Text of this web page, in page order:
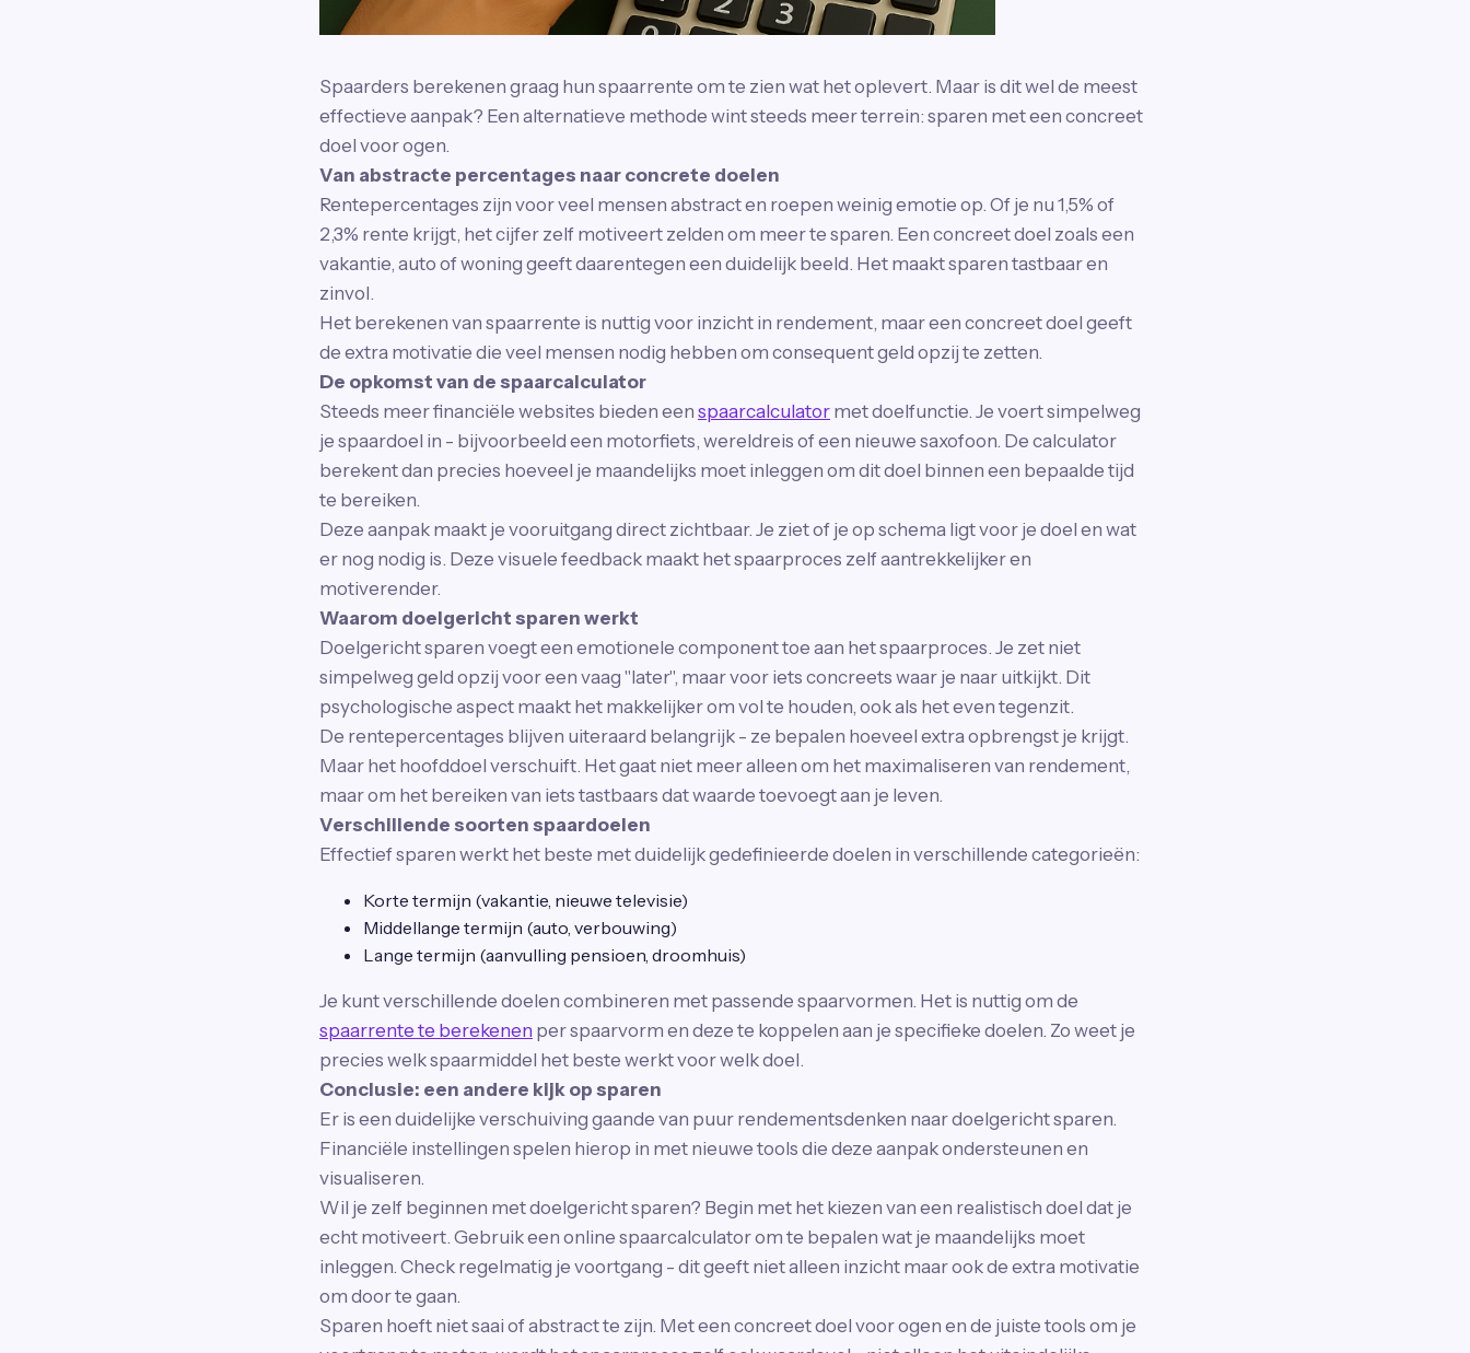
Spaarders berekenen graag hun spaarrente om te zien wat het oplevert. Maar is dit wel de meest
effectieve aanpak? Een alternatieve methode wint steeds meer terrein: sparen met een concreet
doel voor ogen.
Van abstracte percentages naar concrete doelen
Rentepercentages zijn voor veel mensen abstract en roepen weinig emotie op. Of je nu 1,5% of
2,3% rente krijgt, het cijfer zelf motiveert zelden om meer te sparen. Een concreet doel zoals een
vakantie, auto of woning geeft daarentegen een duidelijk beeld. Het maakt sparen tastbaar en
zinvol.
Het berekenen van spaarrente is nuttig voor inzicht in rendement, maar een concreet doel geeft
de extra motivatie die veel mensen nodig hebben om consequent geld opzij te zetten.
De opkomst van de spaarcalculator
Steeds meer financiële websites bieden een spaarcalculator met doelfunctie. Je voert simpelweg
je spaardoel in - bijvoorbeeld een motorfiets, wereldreis of een nieuwe saxofoon. De calculator
berekent dan precies hoeveel je maandelijks moet inleggen om dit doel binnen een bepaalde tijd
te bereiken.
Deze aanpak maakt je vooruitgang direct zichtbaar. Je ziet of je op schema ligt voor je doel en wat
er nog nodig is. Deze visuele feedback maakt het spaarproces zelf aantrekkelijker en
motiverender.
Waarom doelgericht sparen werkt
Doelgericht sparen voegt een emotionele component toe aan het spaarproces. Je zet niet
simpelweg geld opzij voor een vaag "later", maar voor iets concreets waar je naar uitkijkt. Dit
psychologische aspect maakt het makkelijker om vol te houden, ook als het even tegenzit.
De rentepercentages blijven uiteraard belangrijk - ze bepalen hoeveel extra opbrengst je krijgt.
Maar het hoofddoel verschuift. Het gaat niet meer alleen om het maximaliseren van rendement,
maar om het bereiken van iets tastbaars dat waarde toevoegt aan je leven.
Verschillende soorten spaardoelen
Effectief sparen werkt het beste met duidelijk gedefinieerde doelen in verschillende categorieën:
Korte termijn (vakantie, nieuwe televisie)
Middellange termijn (auto, verbouwing)
Lange termijn (aanvulling pensioen, droomhuis)
Je kunt verschillende doelen combineren met passende spaarvormen. Het is nuttig om de
spaarrente te berekenen per spaarvorm en deze te koppelen aan je specifieke doelen. Zo weet je
precies welk spaarmiddel het beste werkt voor welk doel.
Conclusie: een andere kijk op sparen
Er is een duidelijke verschuiving gaande van puur rendementsdenken naar doelgericht sparen.
Financiële instellingen spelen hierop in met nieuwe tools die deze aanpak ondersteunen en
visualiseren.
Wil je zelf beginnen met doelgericht sparen? Begin met het kiezen van een realistisch doel dat je
echt motiveert. Gebruik een online spaarcalculator om te bepalen wat je maandelijks moet
inleggen. Check regelmatig je voortgang - dit geeft niet alleen inzicht maar ook de extra motivatie
om door te gaan.
Sparen hoeft niet saai of abstract te zijn. Met een concreet doel voor ogen en de juiste tools om je